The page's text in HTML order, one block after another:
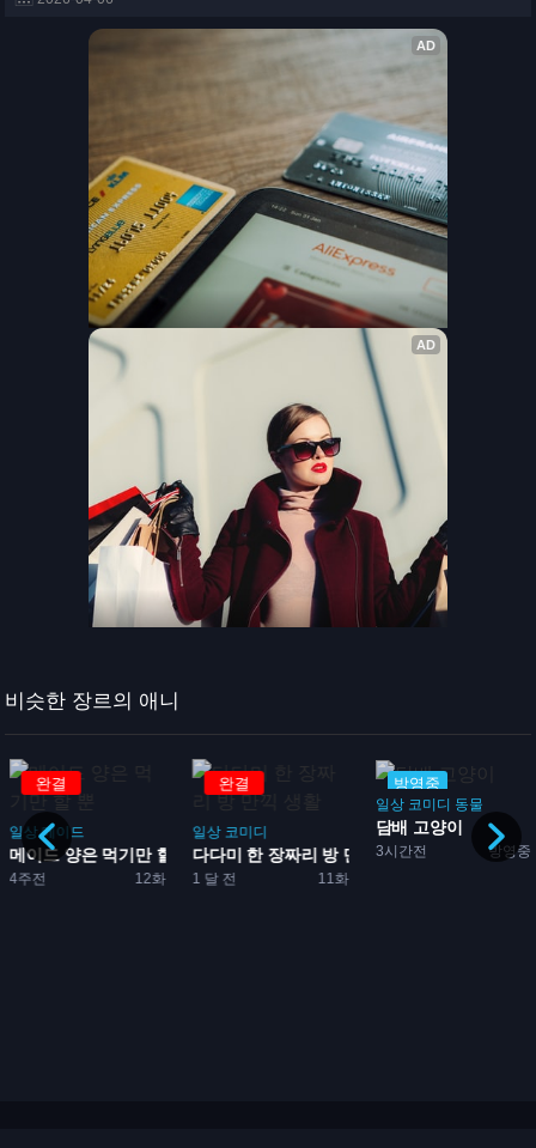
비슷한 장르의 애니
완결
일상 코미디
1 달 전 11화
다다미 한 장짜리 방 만끽 ...
방영중
일상
3시간전 방영중
담배 고양이
방영중
일상 로맨스
슈퍼 뒤에서 담배 피